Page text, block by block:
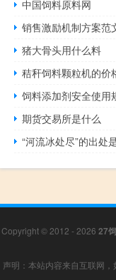
中国饲料原料网
销售激励机制方案范
猪大骨头用什么料
秸秆饲料颗粒机的价
饲料添加剂安全使用
期货交易所是什么
“河流冰处尽”的出处
Copyright © 2012 - 2026 27
声明：本站内容来自互联网